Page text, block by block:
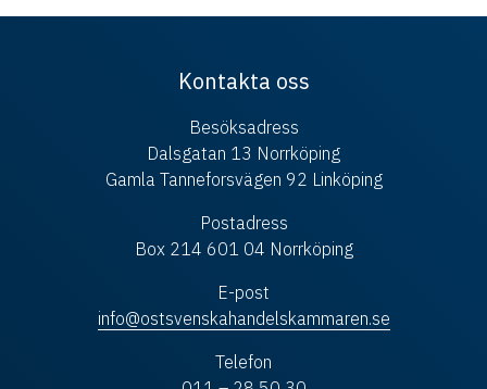
Kontakta oss
Besöksadress
Dalsgatan 13 Norrköping
Gamla Tanneforsvägen 92 Linköping
Postadress
Box 214 601 04 Norrköping
E-post
info@ostsvenskahandelskammaren.se
Telefon